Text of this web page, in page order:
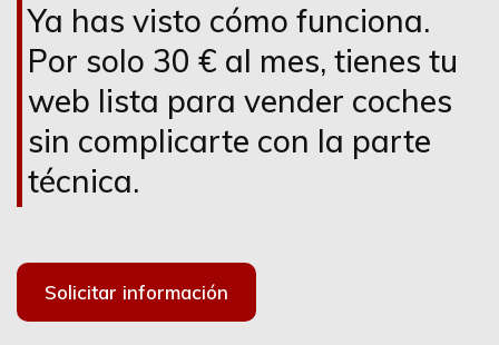
Ya has visto cómo funciona.
Por solo 30 € al mes, tienes tu
web lista para vender coches
sin complicarte con la parte
técnica.
Solicitar información